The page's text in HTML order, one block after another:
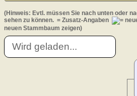
(Hinweis: Evtl. müssen Sie nach unten oder
sehen zu können. = Zusatz-Angaben
neuen Stammbaum zeigen)
Wird geladen...